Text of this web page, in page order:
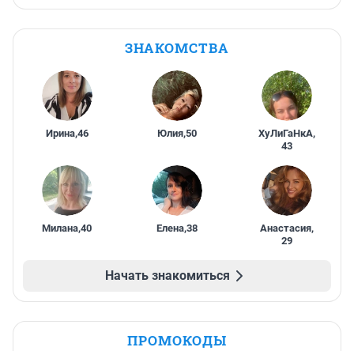
ЗНАКОМСТВА
Ирина,46 Юлия,50 ХуЛиГаНкА,
43
Милана,40 Елена,38 Анастасия,
29
Начать знакомиться
ПРОМОКОДЫ